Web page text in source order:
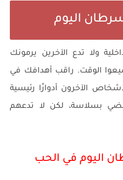
اليوم
ولا تدع الآخرين يرمونك
الوقت. راقب أهدافك في
الآخرون أدوارًا رئيسية
بسلاسة، لكن لا تدعهم
اليوم في الحب